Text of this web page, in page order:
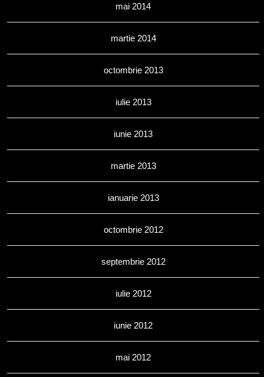
mai 2014
martie 2014
octombrie 2013
iulie 2013
iunie 2013
martie 2013
ianuarie 2013
octombrie 2012
septembrie 2012
iulie 2012
iunie 2012
mai 2012